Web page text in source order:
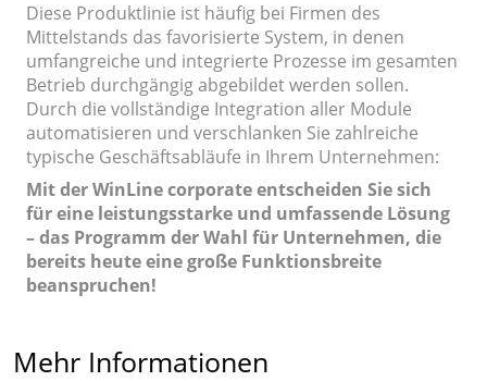
Diese Produktlinie ist häufig bei Firmen des
Mittelstands das favorisierte System, in denen
umfangreiche und integrierte Prozesse im gesamten
Betrieb durchgängig abgebildet werden sollen.
Durch die vollständige Integration aller Module
automatisieren und verschlanken Sie zahlreiche
typische Geschäftsabläufe in Ihrem Unternehmen:
Mit der WinLine corporate entscheiden Sie sich
für eine leistungsstarke und umfassende Lösung
– das Programm der Wahl für Unternehmen, die
bereits heute eine große Funktionsbreite
beanspruchen!
Mehr Informationen